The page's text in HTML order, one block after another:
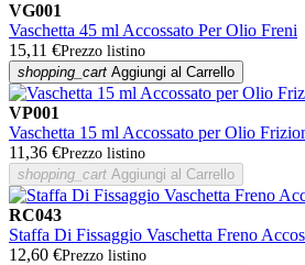
VG001
Vaschetta 45 ml Accossato Per Olio Freni
15,11 €Prezzo listino
shopping_cart Aggiungi al Carrello
VP001
Vaschetta 15 ml Accossato per Olio
11,36 €Prezzo listino
shopping_cart Aggiungi al Carrello
RC043
Staffa Di Fissaggio Vaschetta Freno
12,60 €Prezzo listino